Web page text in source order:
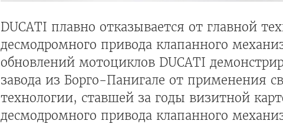
DUCATI плавно отказывается от главной
десмодромного привода клапанного
обновлений мотоциклов DUCATI
завода из Борго-Панигале от применения
технологии, ставшей за годы визитной
десмодромного привода клапанного